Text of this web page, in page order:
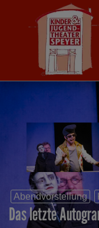
Abendvorstellung
Das letzte